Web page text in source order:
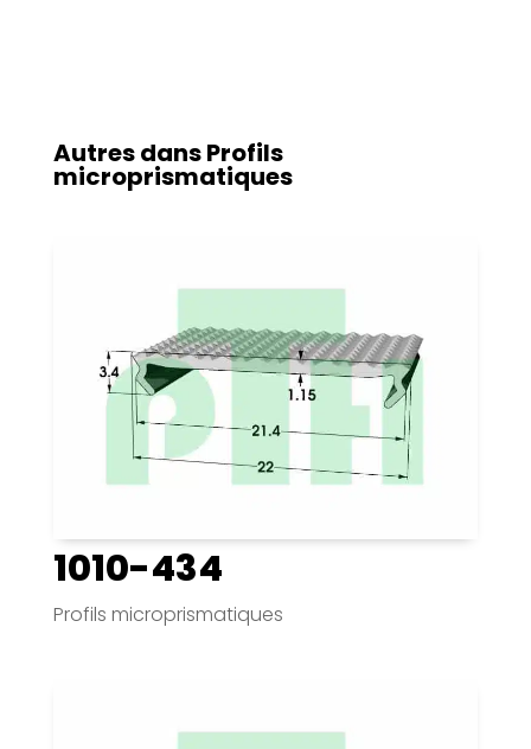
Autres dansProfils
microprismatiques
1010-434
Profils microprismatiques